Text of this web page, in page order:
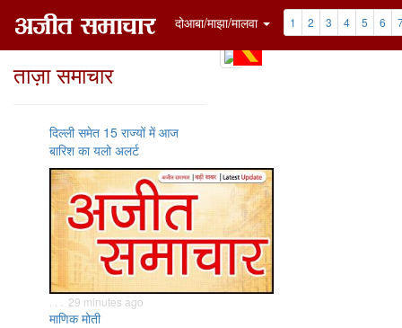
दोआबा/माझा/मालवा 1 2 3 4 5 6
ताज़ा समाचार
दिल्ली समेत 15 राज्यों में आज
बारिश का यलो अलर्ट
. . . 29 minutes ago
माणिक मोती